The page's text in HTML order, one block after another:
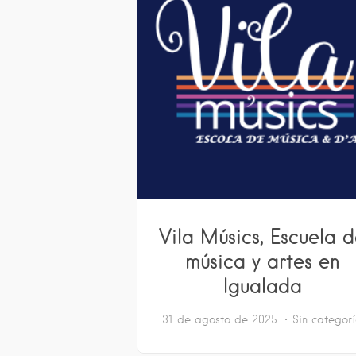
Vila Músics, Escuela
música y artes en
Igualada
31 de agosto de 2025 Sin